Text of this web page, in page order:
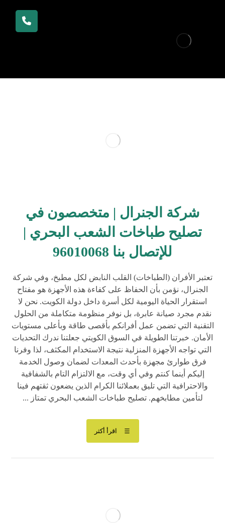
شركة الجنرال | متخصصون في
تصليح طباخات الشعب البحري |
للإتصال بنا 96010068
تعتبر الأفران (الطباخات) القلب النابض لكل مطبخ، وفي شركة
الجنرال، نؤمن بأن الحفاظ على كفاءة هذه الأجهزة هو مفتاح
استقرار الحياة اليومية لكل أسرة داخل دولة الكويت. نحن لا
نقدم مجرد صيانة عابرة، بل نوفر منظومة متكاملة من الحلول
التقنية التي تضمن عمل أفرانكم بأقصى طاقة وبأعلى مستويات
الأمان. خبرتنا الطويلة في السوق الكويتي جعلتنا ندرك التحديات
التي تواجه الأجهزة المنزلية نتيجة الاستخدام المكثف، لذا وفرنا
فرق طوارئ مجهزة بأحدث المعدات لضمان وصول الخدمة
إليكم أينما كنتم وفي أي وقت، مع الالتزام التام بالشفافية
والاحترافية التي تليق بعملائنا الكرام الذين يضعون ثقتهم فينا
لتأمين مطابخهم. تصليح طباخات الشعب البحري تمتاز ...
اقرأ أكثر